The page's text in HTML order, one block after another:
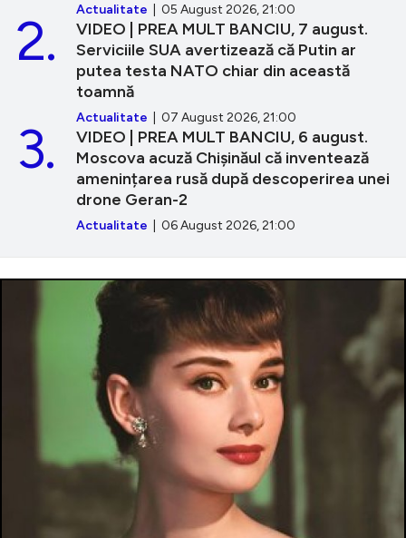
Actualitate | 05 August 2026, 21:00
VIDEO | PREA MULT BANCIU, 7 august.
Serviciile SUA avertizează că Putin ar
putea testa NATO chiar din această
toamnă
Actualitate | 07 August 2026, 21:00
2.
VIDEO | PREA MULT BANCIU, 6 august.
Moscova acuză Chișinăul că inventează
amenințarea rusă după descoperirea unei
drone Geran-2
Actualitate | 06 August 2026, 21:00
3.